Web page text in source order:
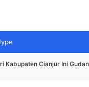
Cianjur Ini